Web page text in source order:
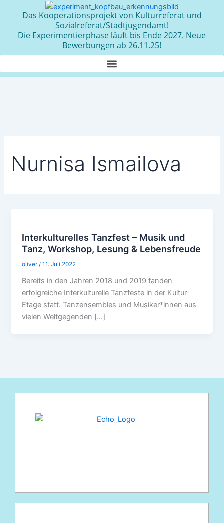
Das Kooperationsprojekt von Kulturreferat und
Sozialreferat/Stadtjugendamt!
Die Experimentierphase läuft bis Ende 2027. Neue
Bewerbungen ab 26.11.25!
Nurnisa Ismailova
Interkulturelles Tanzfest – Musik und
Tanz, Workshop, Lesung & Lebensfreude
oliver/11. Juli 2022
Bereits in den Jahren 2018 und 2019 fanden
erfolgreiche Interkulturelle Tanzfeste in der Kultur-
Etage statt. Tanzensembles und Musiker*innen aus
vielen Weltgegenden […]